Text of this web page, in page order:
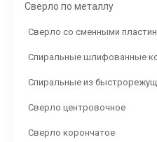
Сверло по металлу
Сверло со сменными
Спиральные шлифованные
Спиральные из
Сверло центровочное
Сверло корончатое